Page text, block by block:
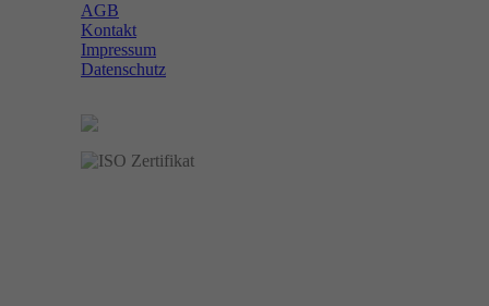
AGB
Kontakt
Impressum
Datenschutz